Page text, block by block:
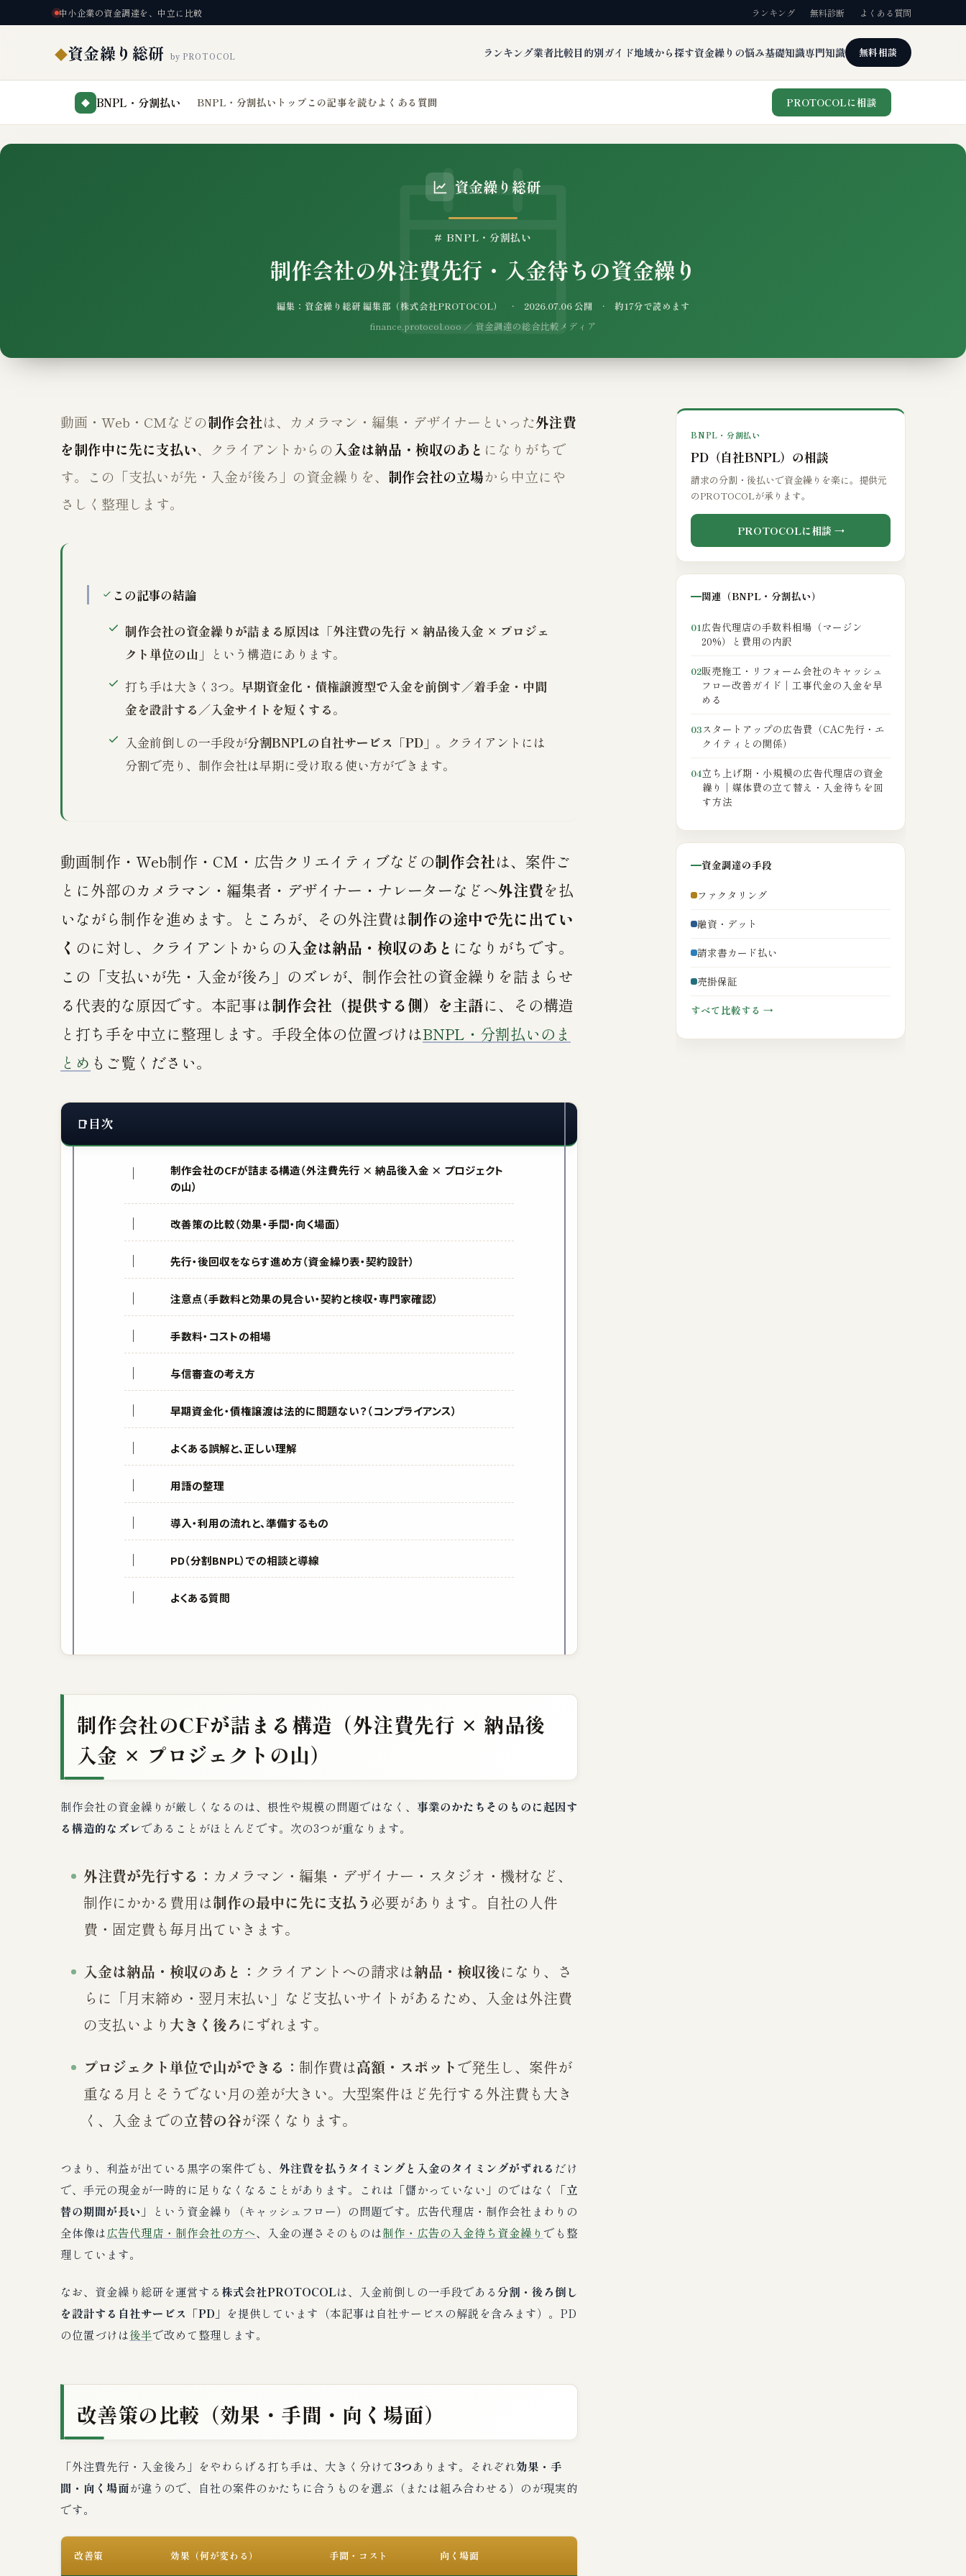
中小企業の資金調達を、中立に比較 ランキング 無料診断 よくある質問
◆資金繰り総研 by PROTOCOL ランキング業者比較目的別ガイド地域から探す資金繰りの悩み基礎知識専門知識 無料相談
◆ BNPL・分割払い BNPL・分割払いトップ この記事を読むよくある質問 PROTOCOLに相談
資金繰り総研
# BNPL・分割払い
制作会社の外注費先行・入金待ちの資金繰り
編集：資金繰り総研 編集部（株式会社PROTOCOL） · 2026.07.06 公開 · 約17分で読めます
finance.protocol.ooo ／ 資金調達の総合比較メディア
動画・Web・CMなどの制作会社は、カメラマン・編集・デザイナーといった外注費
を制作中に先に支払い、クライアントからの 入金は納品・検収のあと になりがちで
す。この「支払いが先・入金が後ろ」の資金繰りを、 制作会社の立場から中立にや
さしく整理します。
この記事の結論
制作会社の資金繰りが詰まる原因は「外注費の先行 × 納品後入金 × プロジェ
クト単位の山」 という構造にあります。
打ち手は大きく3つ。 早期資金化・債権譲渡型で入金を前倒す／着手金・中間
金を設計する／入金サイトを短くする。
入金前倒しの一手段が分割BNPLの自社サービス「PD」 。クライアントには
分割で売り、制作会社は早期に受け取る使い方ができます。
動画制作・Web制作・CM・広告クリエイティブなどの制作会社は、案件ご
とに外部のカメラマン・編集者・デザイナー・ナレーターなどへ外注費を払
いながら制作を進めます。ところが、その外注費は制作の途中で先に出てい
く のに対し、クライアントからの 入金は納品・検収のあと になりがちです。
この「支払いが先・入金が後ろ」のズレが、制作会社の資金繰りを詰まらせ
る代表的な原因です。本記事は制作会社（提供する側）を主語に、その構造
と打ち手を中立に整理します。手段全体の位置づけはBNPL・分割払いのま
とめ もご覧ください。
目次
制作会社のCFが詰まる構造（外注費先行 × 納品後入金 × プロジェクト
の山）
改善策の比較（効果・手間・向く場面）
先行・後回収をならす進め方（資金繰り表・契約設計）
注意点（手数料と効果の見合い・契約と検収・専門家確認）
手数料・コストの相場
与信審査の考え方
早期資金化・債権譲渡は法的に問題ない？（コンプライアンス）
よくある誤解と、正しい理解
用語の整理
導入・利用の流れと、準備するもの
PD（分割BNPL）での相談と導線
よくある質問
制作会社のCFが詰まる構造（外注費先行 × 納品後
入金 × プロジェクトの山）
制作会社の資金繰りが厳しくなるのは、根性や規模の問題ではなく、 事業のかたちそのものに起因す
る構造的なズレであることがほとんどです。次の3つが重なります。
外注費が先行する： カメラマン・編集・デザイナー・スタジオ・機材など、
制作にかかる費用は制作の最中に先に支払う 必要があります。自社の人件
費・固定費も毎月出ていきます。
入金は納品・検収のあと： クライアントへの請求は納品・検収後になり、さ
らに「月末締め・翌月末払い」など支払いサイトがあるため、入金は外注費
の支払いより 大きく後ろ にずれます。
プロジェクト単位で山ができる： 制作費は高額・スポットで発生し、案件が
重なる月とそうでない月の差が大きい。大型案件ほど先行する外注費も大き
く、入金までの立替の谷が深くなります。
つまり、利益が出ている黒字の案件でも、 外注費を払うタイミングと入金のタイミングがずれる だけ
で、手元の現金が一時的に足りなくなることがあります。これは「儲かっていない」のではなく「立
替の期間が長い 」という資金繰り（キャッシュフロー）の問題です。広告代理店・制作会社まわりの
全体像は広告代理店・制作会社の方へ、入金の遅さそのものは制作・広告の入金待ち資金繰り でも整
理しています。
なお、資金繰り総研を運営する 株式会社PROTOCOLは、入金前倒しの一手段である 分割・後ろ倒し
を設計する自社サービス「PD」 を提供しています（本記事は自社サービスの解説を含みます）。PD
の位置づけは後半で改めて整理します。
改善策の比較（効果・手間・向く場面）
「外注費先行・入金後ろ」をやわらげる打ち手は、大きく分けて3つあります。それぞれ効果・手
間・向く場面が違うので、自社の案件のかたちに合うものを選ぶ（または組み合わせる）のが現実的
です。
改善策 効果（何が変わる） 手間・コスト 向く場面
BNPL・分割払い
PD（自社BNPL）の相談
請求の分割・後払いで資金繰りを楽に。提供元
のPROTOCOLが承ります。
PROTOCOLに相談 →
関連（BNPL・分割払い）
01広告代理店の手数料相場（マージン
20%）と費用の内訳
02販売施工・リフォーム会社のキャッシュ
フロー改善ガイド｜工事代金の入金を早
める
03スタートアップの広告費（CAC先行・エ
クイティとの関係）
04立ち上げ期・小規模の広告代理店の資金
繰り｜媒体費の立て替え・入金待ちを回
す方法
資金調達の手段
ファクタリング
融資・デット
請求書カード払い
売掛保証
すべて比較する →